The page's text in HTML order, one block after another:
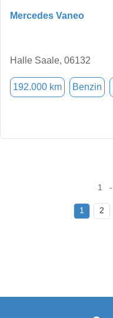
Mercedes Vaneo
Halle Saale, 06132
192.000 km Benzin
1
1 2